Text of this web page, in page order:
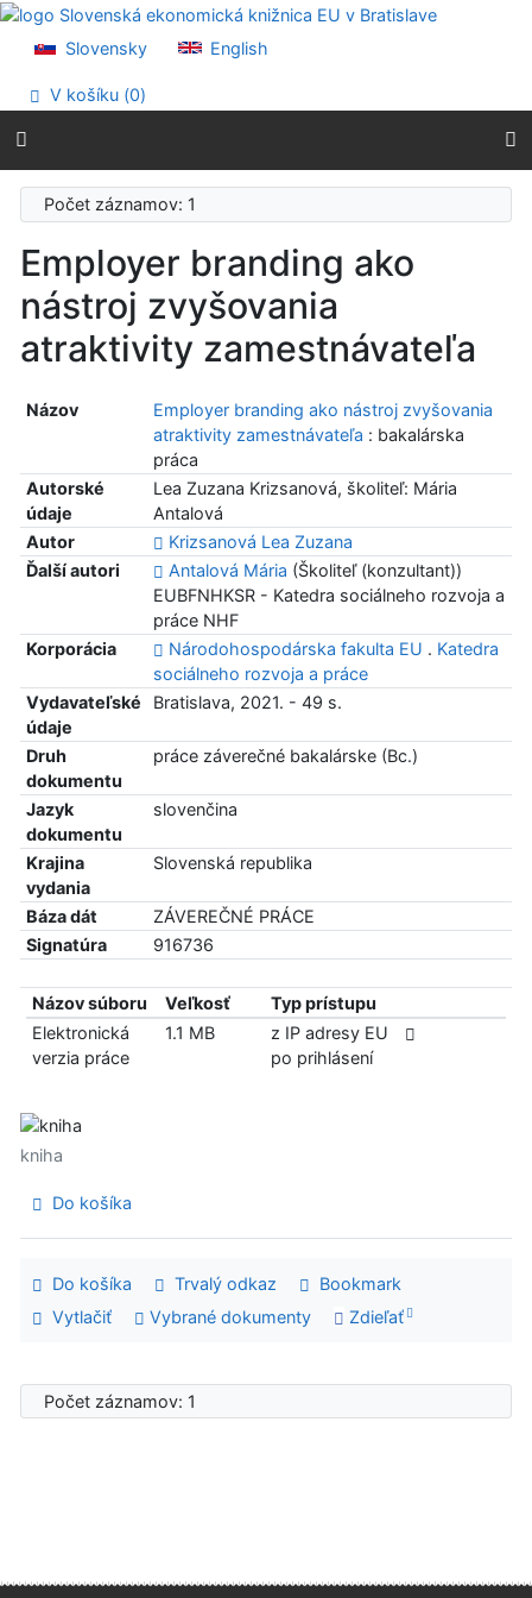
Prejsť na obsah
Prehlásenie o webovej prístupnosti
Slovensky English
V košíku (0)
Počet záznamov: 1
Employer branding ako
nástroj zvyšovania
atraktivity zamestnávateľa
Názov
Employer branding ako nástroj zvyšovania
atraktivity zamestnávateľa : bakalárska
práca
Autorské
údaje
Lea Zuzana Krizsanová, školiteľ: Mária
Antalová
Autor
Krizsanová Lea Zuzana
Ďalší autori
Antalová Mária (Školiteľ (konzultant))
EUBFNHKSR - Katedra sociálneho rozvoja a
práce NHF
Korporácia
Národohospodárska fakulta EU . Katedra
sociálneho rozvoja a práce
Vydavateľské
údaje
Bratislava, 2021. - 49 s.
Druh
dokumentu
práce záverečné bakalárske (Bc.)
Jazyk
dokumentu
slovenčina
Krajina
vydania
Slovenská republika
Báza dát
ZÁVEREČNÉ PRÁCE
Signatúra
916736
Názov súboru Veľkosť
Typ prístupu
Elektronická
verzia práce
1.1 MB
z IP adresy EU
po prihlásení
kniha
Do košíka
Do košíka Trvalý odkaz
Bookmark
Vytlačiť
Vybrané dokumenty Zdieľať
Počet záznamov: 1